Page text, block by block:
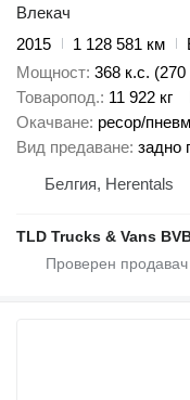
Влекач
2015
1 128 581 км
Мощност 368 к.с. (270
Товаропод. 11 922 кг
Окачване ресор/
Вид предаване задно
Белгия, Herentals
TLD Trucks & Vans